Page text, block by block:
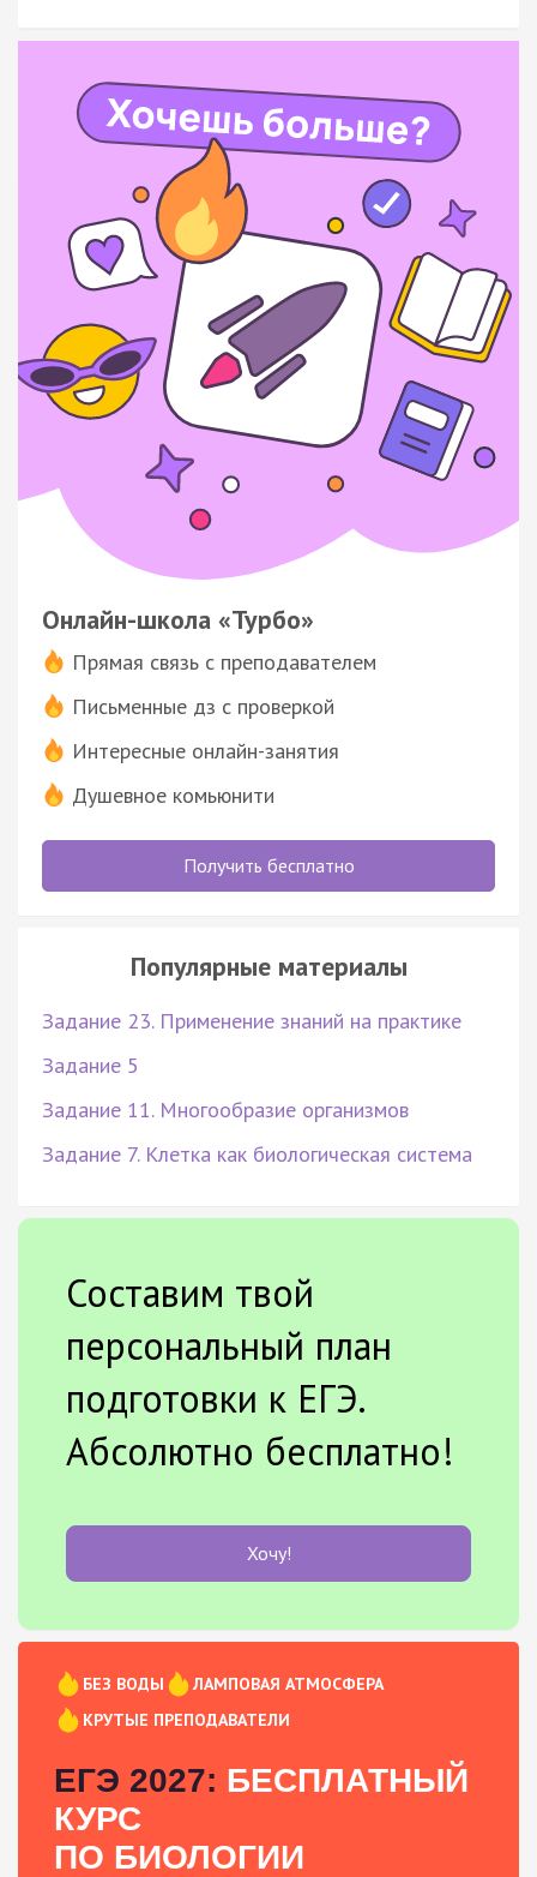
Онлайн-школа «Турбо»
Прямая связь с преподавателем
Письменные дз с проверкой
Интересные онлайн-занятия
Душевное комьюнити
Получить бесплатно
Популярные материалы
Задание 23. Применение знаний на практике
Задание 5
Задание 11. Многообразие организмов
Задание 7. Клетка как биологическая система
Составим твой
персональный план
подготовки к ЕГЭ.
Абсолютно бесплатно!
Хочу!
БЕЗ ВОДЫ
ЛАМПОВАЯ АТМОСФЕРА
КРУТЫЕ ПРЕПОДАВАТЕЛИ
ЕГЭ 2027: БЕСПЛАТНЫЙ
КУРС
ПО БИОЛОГИИ